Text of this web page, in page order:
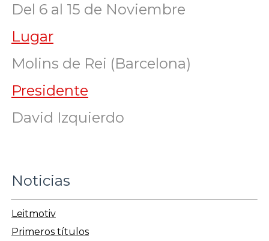
Del 6 al 15 de Noviembre
Lugar
Molins de Rei (Barcelona)
Presidente
David Izquierdo
Noticias
Leitmotiv
Primeros títulos